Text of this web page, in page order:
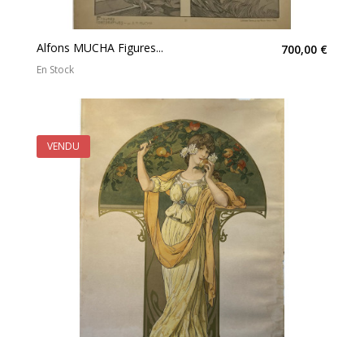
Alfons MUCHA Figures... 700,00 €
En Stock
VENDU